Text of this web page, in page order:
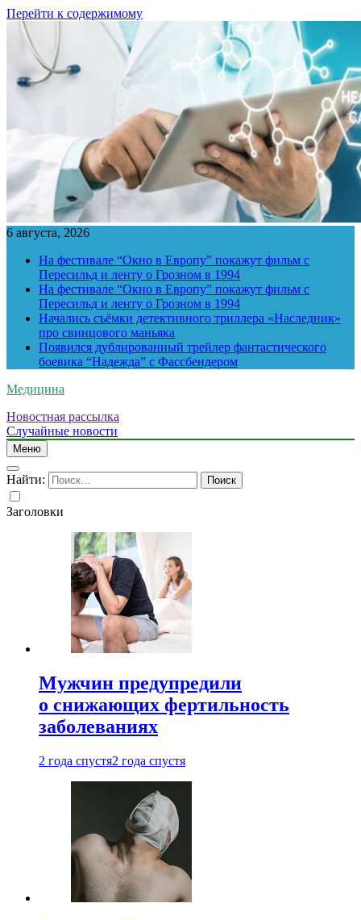
Перейти к содержимому
6 августа, 2026
На фестивале “Окно в Европу” покажут фильм с
Пересильд и ленту о Грозном в 1994
На фестивале “Окно в Европу” покажут фильм с
Пересильд и ленту о Грозном в 1994
Начались съёмки детективного триллера «Наследник»
про свинцового маньяка
Появился дублированный трейлер фантастического
боевика “Надежда” с Фассбендером
Медицина
Новостная рассылка
Случайные новости
Меню
Найти:
Заголовки
Мужчин предупредили
о снижающих фертильность
заболеваниях
2 года спустя2 года спустя